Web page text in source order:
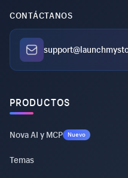
CONTÁCTANOS
PRODUCTOS
Nova AI y MCP Nuevo
Temas